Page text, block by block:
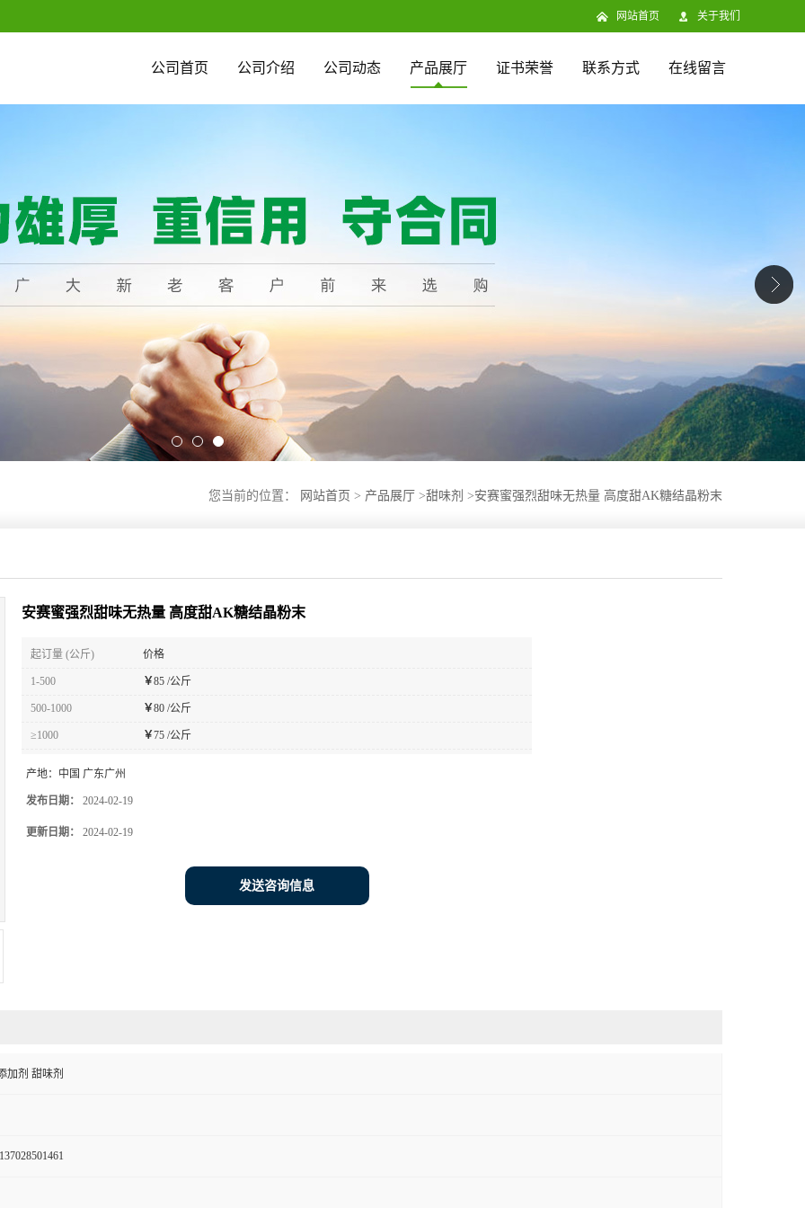
网站首页 关于我们
公司首页 公司介绍 公司动态 产品展厅 证书荣誉 联系方式 在线留言
您当前的位置： 网站首页 > 产品展厅 >甜味剂 >安赛蜜强烈甜味无热量 高度甜AK糖结晶粉末
安赛蜜强烈甜味无热量 高度甜AK糖结晶粉末
起订量 (公斤) 价格
1-500 ￥85 /公斤
500-1000 ￥80 /公斤
≥1000 ￥75 /公斤
产地： 中国 广东广州
发布日期： 2024-02-19
更新日期： 2024-02-19
发送咨询信息
加剂 甜味剂